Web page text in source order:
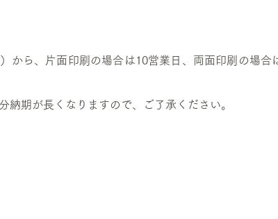
から、片面印刷の場合は10営業日、両面印刷の場合
納期が長くなりますので、ご了承ください。